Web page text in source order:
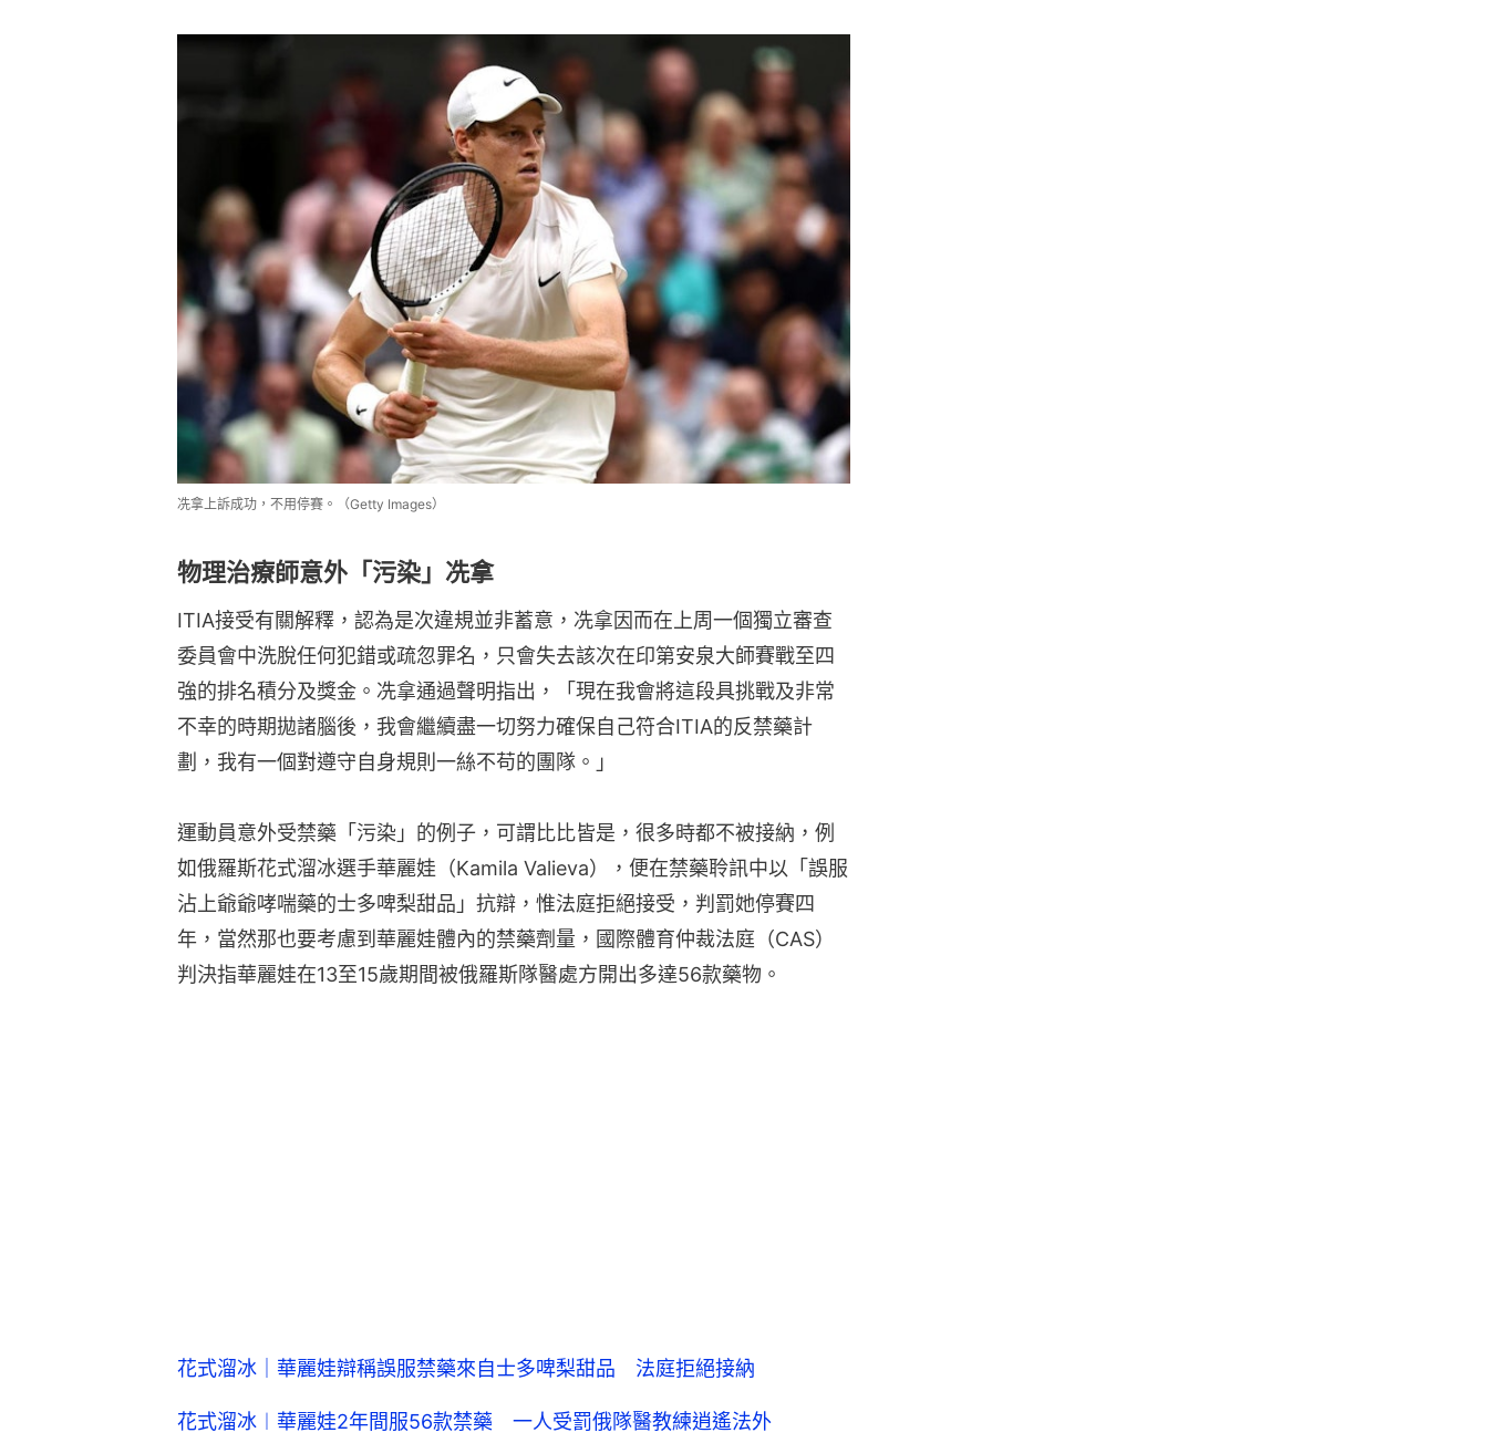
冼拿上訴成功，不用停賽。（Getty Images）
物理治療師意外「污染」冼拿
ITIA接受有關解釋，認為是次違規並非蓄意，冼拿因而在上周一個獨立審查
委員會中洗脫任何犯錯或疏忽罪名，只會失去該次在印第安泉大師賽戰至四
強的排名積分及獎金。冼拿通過聲明指出，「現在我會將這段具挑戰及非常
不幸的時期拋諸腦後，我會繼續盡一切努力確保自己符合ITIA的反禁藥計
劃，我有一個對遵守自身規則一絲不苟的團隊。」
運動員意外受禁藥「污染」的例子，可謂比比皆是，很多時都不被接納，例
如俄羅斯花式溜冰選手華麗娃（Kamila Valieva），便在禁藥聆訊中以「誤服
沾上爺爺哮喘藥的士多啤梨甜品」抗辯，惟法庭拒絕接受，判罰她停賽四
年，當然那也要考慮到華麗娃體內的禁藥劑量，國際體育仲裁法庭（CAS）
判決指華麗娃在13至15歲期間被俄羅斯隊醫處方開出多達56款藥物。
花式溜冰｜華麗娃辯稱誤服禁藥來自士多啤梨甜品 法庭拒絕接納
花式溜冰︱華麗娃2年間服56款禁藥 一人受罰俄隊醫教練逍遙法外